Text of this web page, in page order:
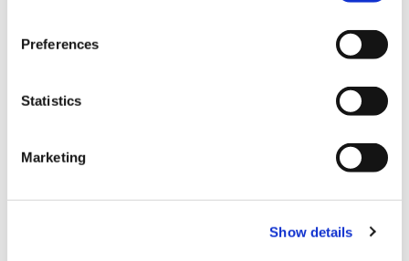
Preferences
Statistics
Marketing
Show details
香草的香氣綻放
追求真實香氣的香草甜點專賣店，為您帶來親近又特別的香草體
驗。